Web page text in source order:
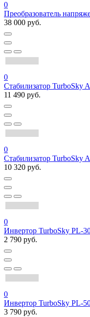
0
Преобразователь
38 000 руб.
0
Стабилизатор TurboSky
11 490 руб.
0
Стабилизатор TurboSky
10 320 руб.
0
Инвертор TurboSky PL-
2 790 руб.
0
Инвертор TurboSky PL-
3 790 руб.